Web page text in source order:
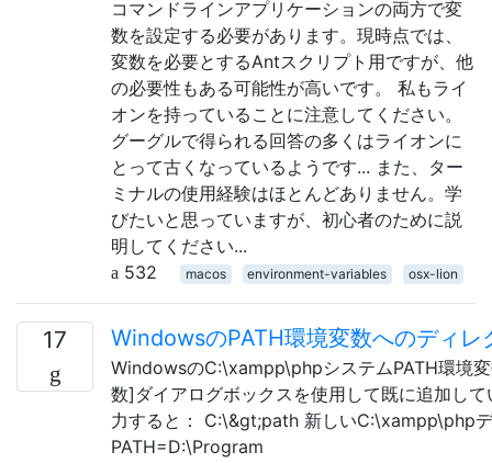
コマンドラインアプリケーションの両方で変
数を設定する必要があります。現時点では、
変数を必要とするAntスクリプト用ですが、他
の必要性もある可能性が高いです。 私もライ
オンを持っていることに注意してください。
グーグルで得られる回答の多くはライオンに
とって古くなっているようです... また、ター
ミナルの使用経験はほとんどありません。学
びたいと思っていますが、初心者のために説
明してください...
532
macos environment-variables osx-lion
17 WindowsのPATH環境変数へのディレ
WindowsのC:\xampp\phpシステムPATH環境
数]ダイアログボックスを使用して既に追加し
力すると： C:\&gt;path 新しいC:\xampp\php
PATH=D:\Program